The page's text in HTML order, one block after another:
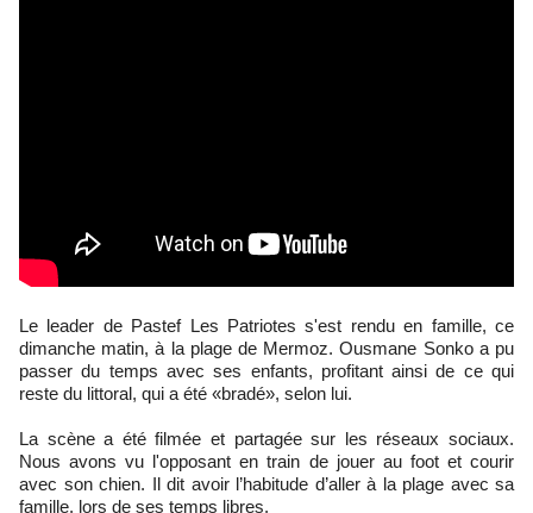
Le leader de Pastef Les Patriotes s'est rendu en famille, ce
dimanche matin, à la plage de Mermoz. Ousmane Sonko a pu
passer du temps avec ses enfants, profitant ainsi de ce qui
reste du littoral, qui a été «bradé», selon lui.
La scène a été filmée et partagée sur les réseaux sociaux.
Nous avons vu l'opposant en train de jouer au foot et courir
avec son chien. Il dit avoir l’habitude d’aller à la plage avec sa
famille, lors de ses temps libres.